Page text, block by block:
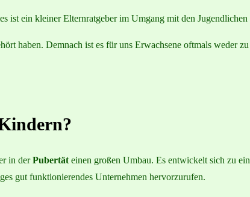
ein kleiner Elternratgeber im Umgang mit den Jugendlichen
haben. Demnach ist es für uns Erwachsene oftmals weder
in derPubertät einen großen Umbau. Es entwickelt sich zu
gut funktionierendes Unternehmen hervorzurufen.